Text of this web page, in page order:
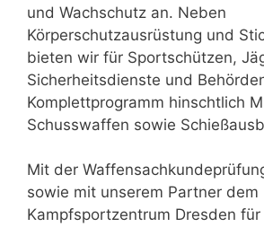
und Wachschutz an. Neben
Körperschutzausrüstung und
bieten wir für Sportschützen,
Sicherheitsdienste und
Komplettprogramm hinschtlich
Schusswaffen sowie
Mit der
sowie mit unserem Partner dem
Kampfsportzentrum Dresden für